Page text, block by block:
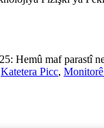
Hemû maf parastî
Katetera Picc,